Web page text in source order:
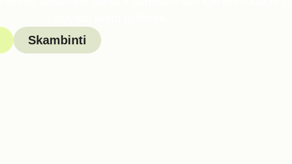
Skambinti